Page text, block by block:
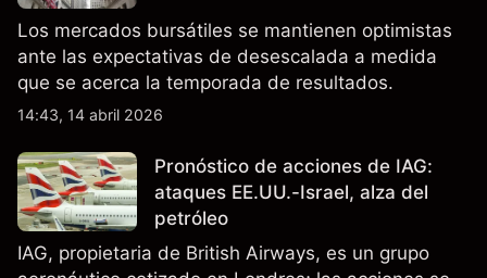
Los mercados bursátiles se mantienen optimistas
ante las expectativas de desescalada a medida
que se acerca la temporada de resultados.
14:43, 14 abril 2026
Pronóstico de acciones de IAG:
ataques EE.UU.-Israel, alza del
petróleo
IAG, propietaria de British Airways, es un grupo